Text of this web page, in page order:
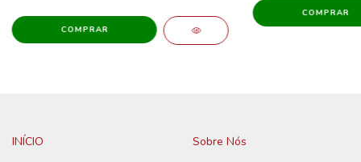
COMPRAR
COMPRAR
INÍCIO Sobre Nós